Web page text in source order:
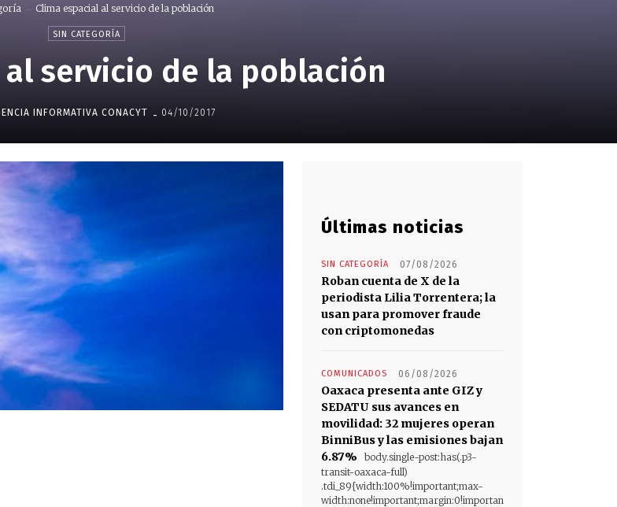
Clima espacial al servicio de la población
SIN CATEGORÍA
al servicio de la población
INFORMATIVA CONACYT - 04/10/2017
Últimas noticias
SIN CATEGORÍA 07/08/2026
Roban cuenta de X de la
periodista Lilia Torrentera; la
usan para promover fraude
con criptomonedas
COMUNICADOS 06/08/2026
Oaxaca presenta ante GIZ y
SEDATU sus avances en
movilidad: 32 mujeres operan
BinniBus y las emisiones bajan
6.87%
body.single-post:has(.p3-
transit-oaxaca-full)
.tdi_89{width:100%!important;max-
width:none!important;margin:0!importan